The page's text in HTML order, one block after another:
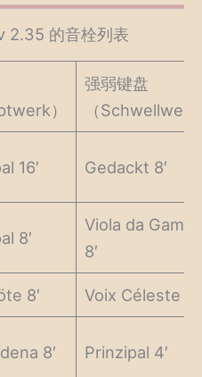
的音栓列表
）
强弱键盘
（
16′ Gedackt 8′
8′
Viola da
8′
8′ Voix Céleste 8′
8′ Prinzipal 4′